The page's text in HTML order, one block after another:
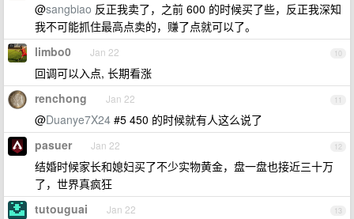
@sangbiao 反正我卖了，之前 600 的时候买了些，反正我深知
我不可能抓住最高点卖的，赚了点就可以了。
10
limbo0 Jan 22
回调可以入点, 长期看涨
11
renchong Jan 22
@Duanye7X24 #5 450 的时候就有人这么说了
12
pasuer Jan 22
结婚时候家长和媳妇买了不少实物黄金，盘一盘也接近三十万
了，世界真疯狂
13
tutouguai Jan 22